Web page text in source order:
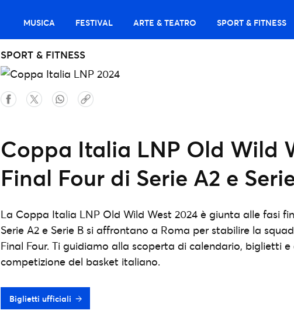
MUSICA FESTIVAL ARTE & TEATRO SPORT & FITNESS
SPORT & FITNESS
Coppa Italia LNP Old Wild
Final Four di Serie A2 e
La Coppa Italia LNP Old Wild West 2024 è giunta alle fasi
Serie A2 e Serie B si affrontano a Roma per stabilire la
Final Four. Ti guidiamo alla scoperta di calendario, biglietti e
competizione del basket italiano.
Biglietti ufficiali